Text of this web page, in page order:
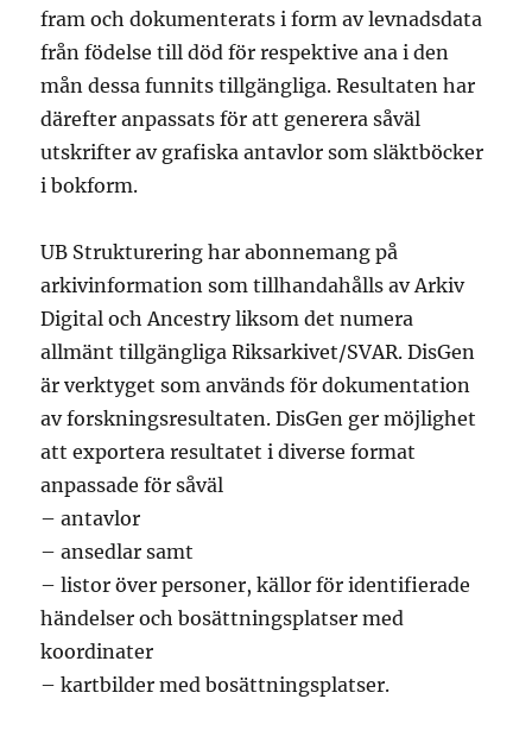
fram och dokumenterats i form av levnadsdata
från födelse till död för respektive ana i den
mån dessa funnits tillgängliga. Resultaten har
därefter anpassats för att generera såväl
utskrifter av grafiska antavlor som släktböcker
i bokform.
UB Strukturering har abonnemang på
arkivinformation som tillhandahålls av Arkiv
Digital och Ancestry liksom det numera
allmänt tillgängliga Riksarkivet/SVAR. DisGen
är verktyget som används för dokumentation
av forskningsresultaten. DisGen ger möjlighet
att exportera resultatet i diverse format
anpassade för såväl
– antavlor
– ansedlar samt
– listor över personer, källor för identifierade
händelser och bosättningsplatser med
koordinater
– kartbilder med bosättningsplatser.